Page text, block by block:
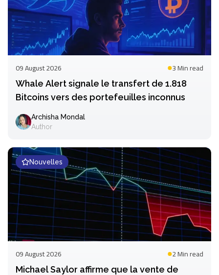
09 August 2026 3 Minread
Whale Alert signale le transfert de 1.818
Bitcoins vers des portefeuilles inconnus
Archisha Mondal
Author
Nouvelles
09 August 2026 2 Minread
Michael Saylor affirme que la vente de